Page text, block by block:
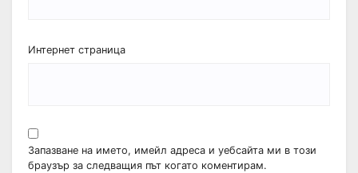
Интернет страница
Запазване на името, имейл адреса и уебсайта ми в този
браузър за следващия път когато коментирам.